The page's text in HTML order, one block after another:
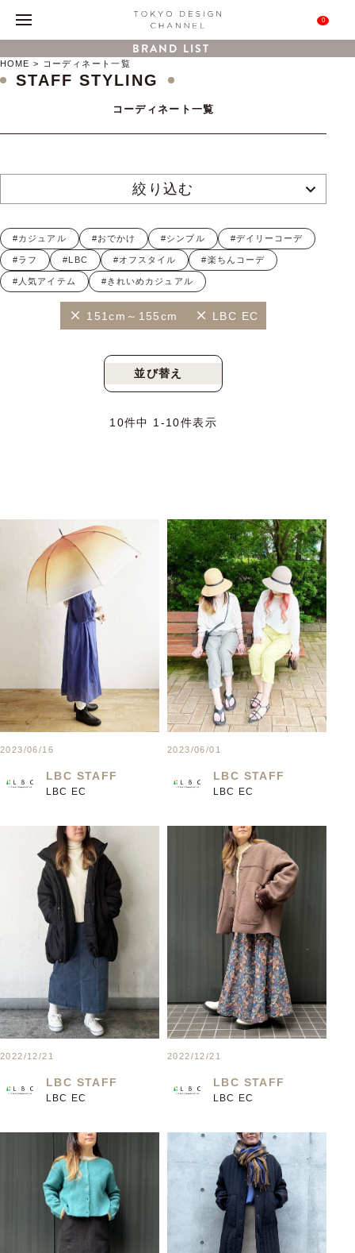
0
BRAND LIST
HOME コーディネート一覧
STAFF STYLING
コーディネート一覧
絞り込む
#カジュアル #おでかけ #シンプル #デイリーコーデ
#ラフ #LBC #オフスタイル #楽ちんコーデ
#人気アイテム #きれいめカジュアル
151cm～155cm LBC EC
並び替え
10件中 1 -10件表示
2023/06/16
LBC STAFF
LBC EC
2023/06/01
LBC STAFF
LBC EC
2022/12/21
LBC STAFF
LBC EC
2022/12/21
LBC STAFF
LBC EC